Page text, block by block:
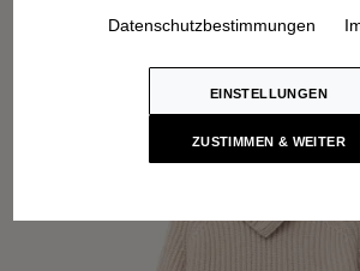
Datenschutzbestimmungen
EINSTELLUNGEN
ZUSTIMMEN & WEITER